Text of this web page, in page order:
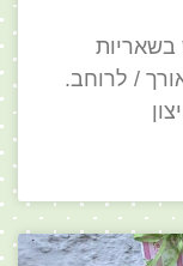
/ לרוחב.